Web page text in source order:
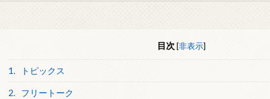
目次 [非表示]
1. トピックス
2. フリートーク